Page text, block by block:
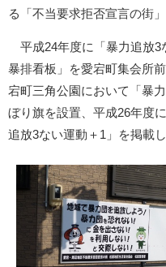
る「不当要求拒否宣言の街
平成24年度に「暴力追放3
暴排看板」を愛宕町集会所
宕町三角公園において「暴
ぼり旗を設置、平成26年度
追放3ない運動＋1」を掲載